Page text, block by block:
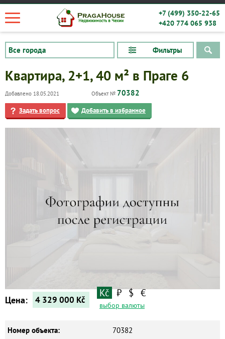
+7 (499) 350-22-65
+420 774 065 938
Фильтры
Квартира, 2+1, 40 м² в Праге 6
Добавлено 18.05.2021 Объект № 70382
Задать вопрос Добавить в избранное
Цена: 4 329 000 Kč
Kč ₽ $ €
выбор валюты
Номер объекта: 70382